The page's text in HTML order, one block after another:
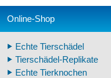
Online-Shop
Echte Tierschädel
Tierschädel-Replikate
Echte Tierknochen